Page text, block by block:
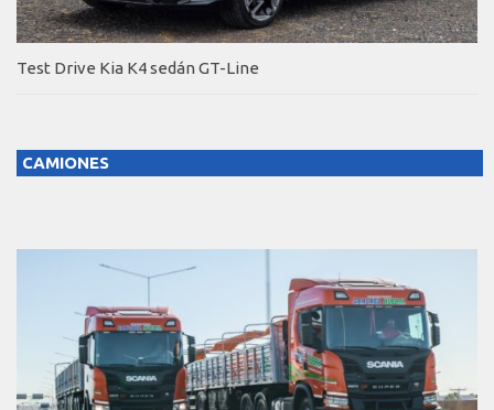
Test Drive Kia K4 sedán GT-Line
CAMIONES